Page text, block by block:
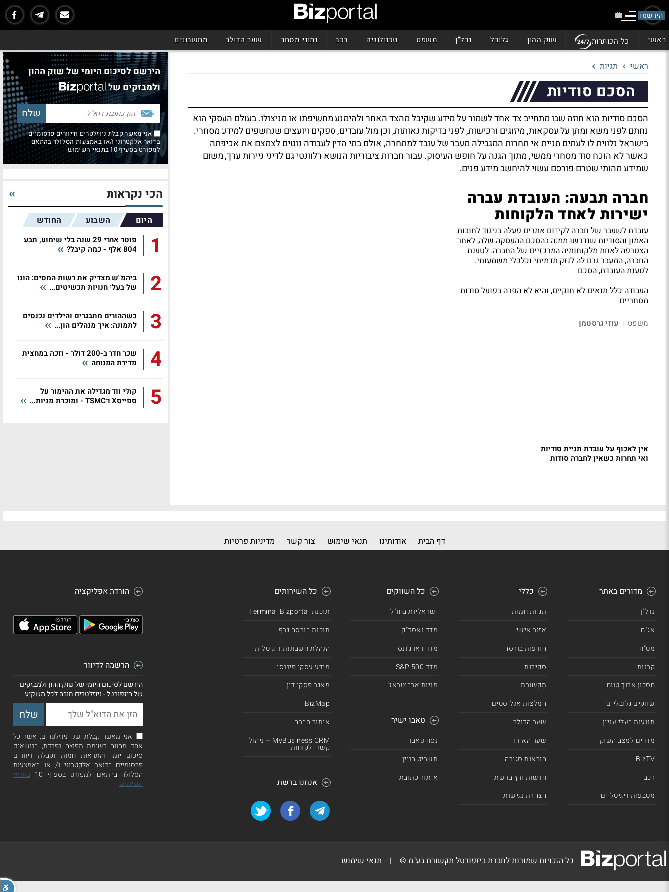
הירשמו
ראשי כל הכותרות שוק ההון גלובל נדל"ן משפט טכנולוגיה רכב נתוני מסחר שער הדולר מחשבונים
ראשי תגיות
הסכם סודיות
הסכם סודיות הוא חוזה שבו מתחייב צד אחד לשמור על מידע שקיבל מהצד האחר ולהימנע מחשיפתו או מניצולו. בעולם העסקי הוא
נחתם לפני משא ומתן על עסקאות, מיזוגים ורכישות, לפני בדיקות נאותות, וכן מול עובדים, ספקים ויועצים שנחשפים למידע מסחרי.
בישראל נלווית לו לעתים תניית אי תחרות המגבילה מעבר של עובד למתחרה, אולם בתי הדין לעבודה נוטים לצמצם את אכיפתה
כאשר לא הוכח סוד מסחרי ממשי, מתוך הגנה על חופש העיסוק. עבור חברות ציבוריות הנושא רלוונטי גם לדיני ניירות ערך, משום
שמידע מהותי שטרם פורסם עשוי להיחשב מידע פנים.
חברה תבעה: העובדת עברה
ישירות לאחד הלקוחות
עובדת לשעבר של חברה לקידום אתרים פעלה בניגוד לחובות
האמון והסודיות שנדרשו ממנה בהסכם ההעסקה שלה, לאחר
הצטרפה לאחת מלקוחותיה המרכזיים של החברה. לטענת
החברה, המעבר גרם לה לנזק תדמיתי וכלכלי משמעותי.
לטענת העובדת,הסכם
העבודה כלל תנאים לא חוקיים, והיא לא הפרה בפועל סודות
מסחריים
משפט | עוזי גרסטמן
אין לאכוף על עובדת תניית סודיות
ואי תחרות כשאין לחברה סודות
הירשם לסיכום היומי של שוק ההון
ולמבזקים של
אני מאשר קבלת ניוזלטרים ודיוורים פרסומיים
בדואר אלקטרוני ו/או באמצעות הסלולר בהתאם
למפורט בסעיף 10 בתנאי השימוש
הכי נקראות
היום השבוע החודש
1
פוטר אחרי 29 שנה בלי שימוע, תבע
804 אלף - כמה קיבל?
2
ביהמ"ש מצדיק את רשות המסים: הונו
של בעלי חנויות תכשיטים...
3
כשההורים מתבגרים והילדים נכנסים
לתמונה: איך מנהלים הון...
4
שכר חדר ב-200 דולר - וזכה במחצית
מדירת המנוחה
5
קת׳י ווד מגדילה את ההימור על
ספייסX ו־TSMC - ומוכרת מניות...
דף הבית אודותינו תנאי שימוש צור קשר מדיניות פרטיות
מדורים באתר
נדל"ן
אג"ח
מט"ח
קרנות
חסכון ארוך טווח
שווקים גלובליים
תנועות בעלי עניין
מדדים למצב השוק
BizTV
רכב
מטבעות דיגיטליים
כללי
תגיות חמות
אזור אישי
הודעות בורסה
סקירות
תקשורת
המלצות אנליסטים
שער הדולר
שער האירו
הוראות סגירה
חדשות ורץ ברשת
הצהרת נגישות
כל השווקים
ישראליות בחו"ל
מדד נאסד"ק
מדד דאו ג'ונס
מדד 500 S&P
מניות ארביטראז'
טאבו ישיר
נסח טאבו
תשריט בניין
איתור כתובת
כל השירותים
תוכנת Terminal Bizportal
תוכנת בורסה גרף
הנהלת חשבונות דיגיטלית
מידע עסקי פיננסי
מאגר פסקי דין
BizMap
איתור חברה
MyBusiness CRM – ניהול
קשרי לקוחות
אנחנו ברשת
הורדת אפליקציה
הרשמה לדיוור
הירשם לסיכום היומי של שוק ההון ולמבזקים
של ביזפורטל - ניוזלטרים חובה לכל משקיע
אני מאשר קבלת שני ניוזלטרים, אשר כל
אחד מהווה רשימת תפוצה נפרדת, בנושאים
סיכום יומי והתראות חמות וקבלת דיוורים
פרסומיים בדואר אלקטרוני ו/ או באמצעות
הסלולר בהתאם למפורט בסעיף 10
בתנאי
השימוש
כל הזכויות שמורות לחברת ביזפורטל תקשורת בע"מ © | תנאי שימוש